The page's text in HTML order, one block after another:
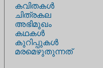
കവിതകള്‍
ചിത്രകല
അഭിമുഖം
കഥകള്‍
കുറിപ്പുകള്‍
മരമെഴുതുന്നത്